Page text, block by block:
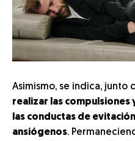
Asimismo, se indica, junto
realizar las compulsiones
las conductas de
ansiógenos.